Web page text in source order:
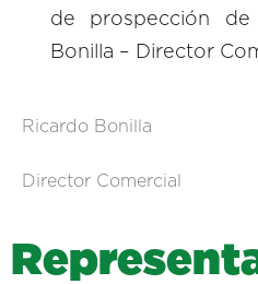
de prospección de
Bonilla – Director
Ricardo Bonilla
Director Comercial
Represent